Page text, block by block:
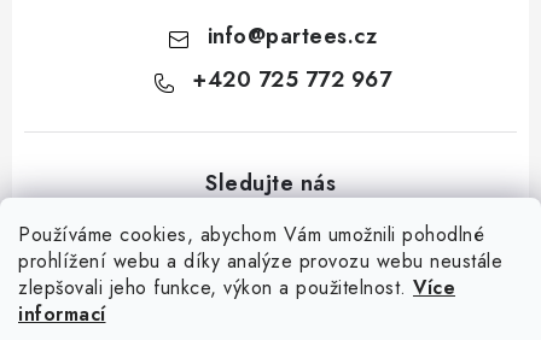
Používáme cookies, abychom Vám umožnili pohodlné
prohlížení webu a díky analýze provozu webu neustále
zlepšovali jeho funkce, výkon a použitelnost. Více
informací
info@partees.cz
+420 725 772 967